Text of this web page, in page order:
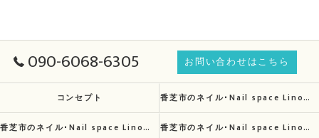
090-6068-6305 お問い合わせはこちら
コンセプト 香芝市のネイル･Nail space Linoの口コミ情報
香芝市のネイル･Nail space Linoの評判 香芝市のネイル･Nail space Linoのお客様の声